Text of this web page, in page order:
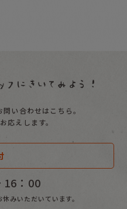
い合わせはこちら。
応えします。
16：00
みいただいています。